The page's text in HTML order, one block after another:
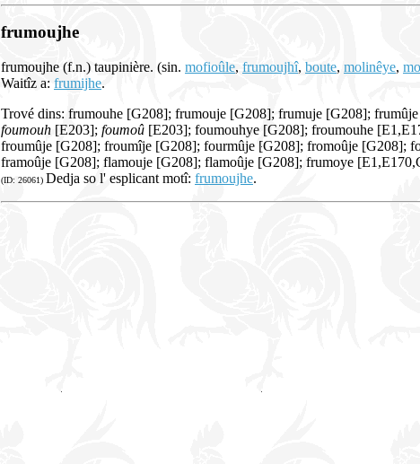
frumoujhe
frumoujhe (f.n.) taupinière. (sin. mofioûle, frumoujhî, boute, molinêye,
Waitîz a: frumijhe.
Trové dins: frumouhe [G208]; frumouje [G208]; frumuje [G208];
foumouh [E203]; foumoû [E203]; foumouhye [G208]; froumouhe
froumûje [G208]; froumîje [G208]; fourmûje [G208]; fromoûje [G208];
framoûje [G208]; flamouje [G208]; flamoûje [G208]; frumoye
(ID: 26061) Dedja so l' esplicant motî: frumoujhe.